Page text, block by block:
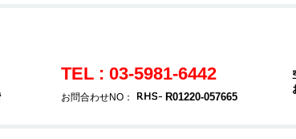
TEL : 03-5981-6442
お問合わせNO： R01220-057665